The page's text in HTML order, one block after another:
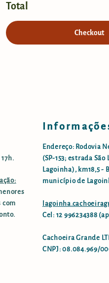
Total
Checkout
com
Endereço: Rodovia
(SP-153; estrada
Lagoinha), km18,5 -
município de
Cel: 12 996234388
Cachoeira Grande
CNPJ: 08.084.969/